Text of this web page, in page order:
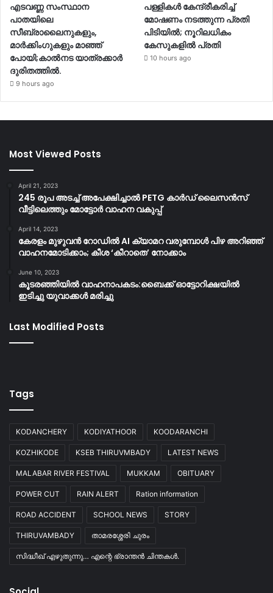
എടവണ്ണ സംസ്ഥാന
പാതയിലെ
സീബ്രാലൈനുകളും,
മാർക്കിംഗുകളും മാഞ്ഞ്
പോയി;കാൽനട യാത്രക്കാർ
ദുരിതത്തിൽ.
9 hours ago
പള്ളികൾ കേന്ദ്രീകരിച്ച്
മോഷണം നടത്തുന്ന പ്രതി
പിടിയിൽ; നൂറിലധികം
കേസുകളിൽ പ്രതി
10 hours ago
Most Viewed Posts
April 21, 2023
245 രൂപ അടച്ച് അപേക്ഷിച്ചാൽ PETG കാർഡ് ലൈസൻസ്
വീട്ടിലെത്തും മോട്ടോർ വാഹന വകുപ്പ്
April 14, 2023
കേരളം മുഴുവന്‍ റോഡില്‍ AI ക്യാമറ വരുമ്പോള്‍ പിഴ അറിഞ്ഞ്
വാഹനമോടിക്കാം; കീശ ‘കീറാതെ’ നോക്കാം
June 10, 2023
കൂടരഞ്ഞിയിൽ വാഹനാപകടം:ബൈക്ക് ഓട്ടോറിക്ഷയിൽ
ഇടിച്ചു യുവാക്കൾ മരിച്ചു
Last Modified Posts
Tags
KODANCHERY KODIYATHOOR KOODARANCHI
KOZHIKODE KSEB THIRUVMBADY LATEST NEWS
MALABAR RIVER FESTIVAL MUKKAM OBITUARY
POWER CUT RAIN ALERT Ration information
ROAD ACCIDENT SCHOOL NEWS STORY
THIRUVAMBADY താമരശ്ശേരി ചുരം
സിദ്ധീഖ് എഴുതുന്നു… എന്റെ ഭ്രാന്തൻ ചിന്തകൾ.